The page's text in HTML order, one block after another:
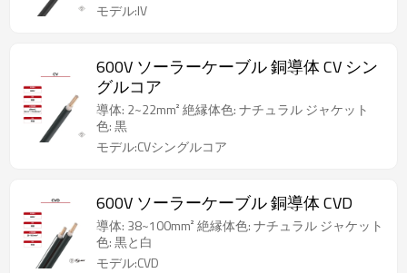
モデル:IV
600V ソーラーケーブル 銅導体 CV シン
グルコア
導体: 2~22mm² 絶縁体色: ナチュラル ジャケット
色: 黒
モデル:CVシングルコア
600V ソーラーケーブル 銅導体 CVD
導体: 38~100mm² 絶縁体色: ナチュラル ジャケット
色: 黒と白
モデル:CVD